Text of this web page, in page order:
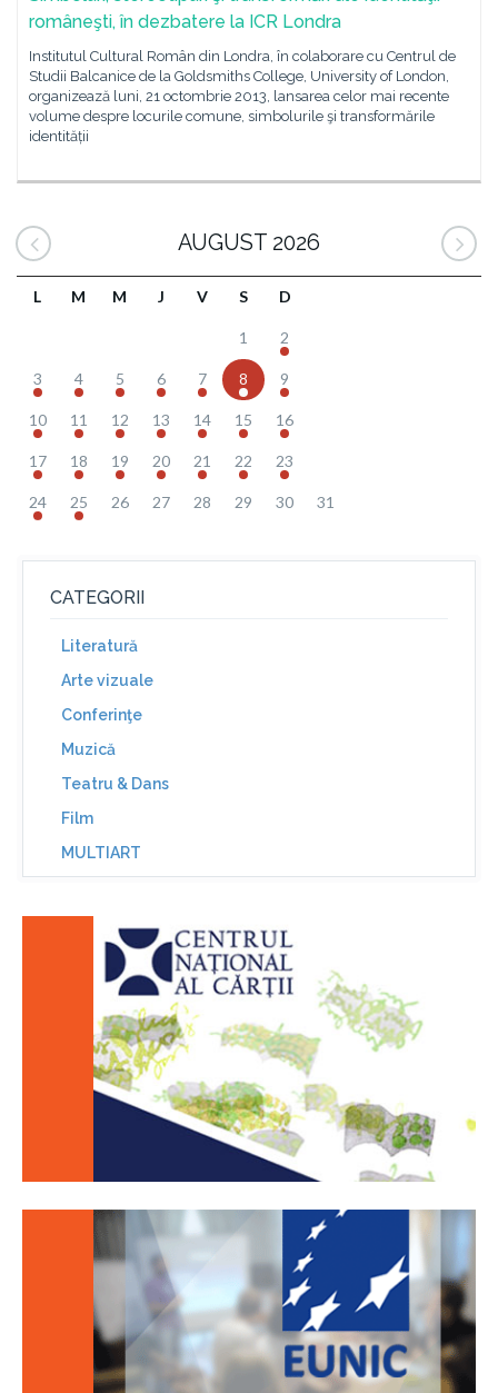
româneşti, în dezbatere la ICR Londra
Institutul Cultural Român din Londra, în colaborare cu Centrul de
Studii Balcanice de la Goldsmiths College, University of London,
organizează luni, 21 octombrie 2013, lansarea celor mai recente
volume despre locurile comune, simbolurile şi transformările
identității
AUGUST 2026
L M M J V S D
1 2
3 4 5 6 7 8 9
10 11 12 13 14 15 16
17 18 19 20 21 22 23
24 25 26 27 28 29 30 31
CATEGORII
Literatură
Arte vizuale
Conferinţe
Muzică
Teatru & Dans
Film
MULTIART